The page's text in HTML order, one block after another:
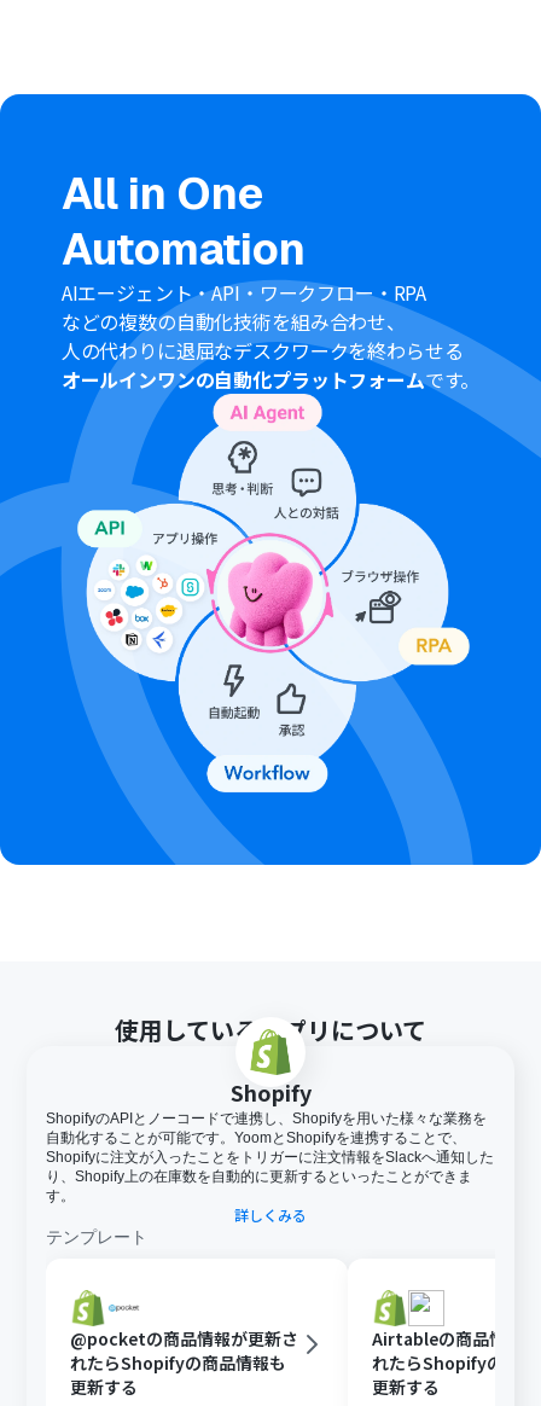
ングするかを任意で設定できます。これにより、必要な情
Shopify、freee会計のそれぞれとYoomを連携してくださ
い。
Shopifyはチームプラン・サクセスプランでのみご利用い
ただけるアプリとなっております。フリープラン・ミニプ
ランの場合は設定しているフローボットのオペレーショ
ンやデータコネクトはエラーとなりますので、ご注意くだ
さい。
チームプランやサクセスプランなどの有料プランは、2週
間の無料トライアルを行うことが可能です。無料トライア
ル中には制限対象のアプリを使用することができます。
All in One
Automation
AIエージェント・API・ワークフロー・RPA
などの複数の自動化技術を組み合わせ、
人の代わりに退屈なデスクワークを終わらせる
オールインワンの自動化プラットフォームです。
使用しているアプリについて
Shopify
ShopifyのAPIとノーコードで連携し、Shopifyを用いた様々な業務を
自動化することが可能です。YoomとShopifyを連携することで、
Shopifyに注文が入ったことをトリガーに注文情報をSlackへ通知した
り、Shopify上の在庫数を自動的に更新するといったことができま
す。
詳しくみる
テンプレート
@pocketの商品情報が更新さ
れたらShopifyの商品情報も
更新する
Airtableの商品情報
れたらShopifyの商品
更新する